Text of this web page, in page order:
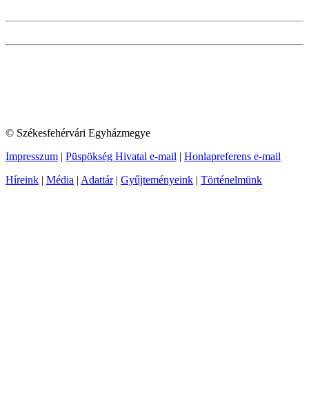
© Székesfehérvári Egyházmegye
Impresszum | Püspökség Hivatal e-mail | Honlapreferens e-mail
Híreink | Média | Adattár| Gyűjteményeink | Történelmünk